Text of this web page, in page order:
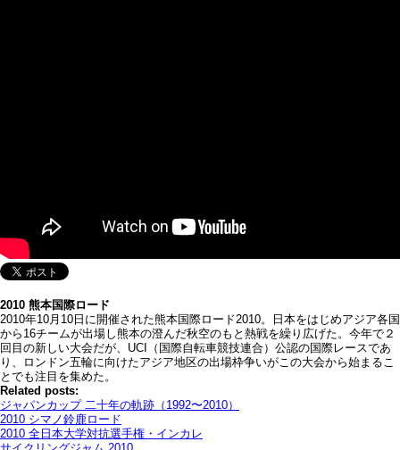
2010 熊本国際ロード
2010年10月10日に開催された熊本国際ロード2010。日本をはじめアジア各国
から16チームが出場し熊本の澄んだ秋空のもと熱戦を繰り広げた。今年で２
回目の新しい大会だが、UCI（国際自転車競技連合）公認の国際レースであ
り、ロンドン五輪に向けたアジア地区の出場枠争いがこの大会から始まるこ
とでも注目を集めた。
Related posts:
ジャパンカップ 二十年の軌跡（1992〜2010）
2010 シマノ鈴鹿ロード
2010 全日本大学対抗選手権・インカレ